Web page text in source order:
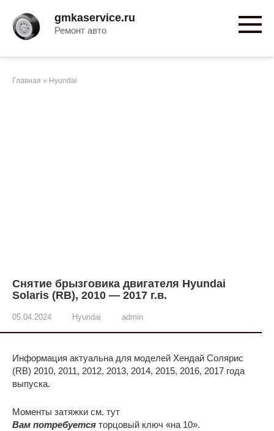
контенту
gmkaservice.ru
Ремонт авто
Главная » Hyundai
Снятие брызговика двигателя Hyundai
Solaris (RB), 2010 — 2017 г.в.
05.04.2024 Hyundai admin
Информация актуальна для моделей Хендай Солярис
(RB) 2010, 2011, 2012, 2013, 2014, 2015, 2016, 2017 года
выпуска.
Моменты затяжки см. тут
Вам потребуется торцовый ключ «на 10».